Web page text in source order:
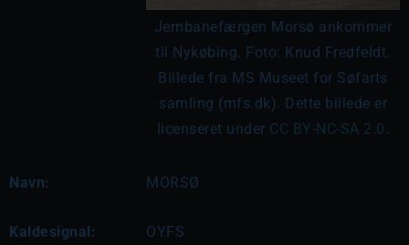
Jernbanefærgen Morsø ankommer
til Nykøbing. Foto: Knud Fredfeldt.
Billede fra MS Museet for Søfarts
samling (mfs.dk). Dette billede er
licenseret under CC BY-NC-SA 2.0.
Navn: MORSØ
Kaldesignal: OYFS